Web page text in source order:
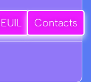
Contacts